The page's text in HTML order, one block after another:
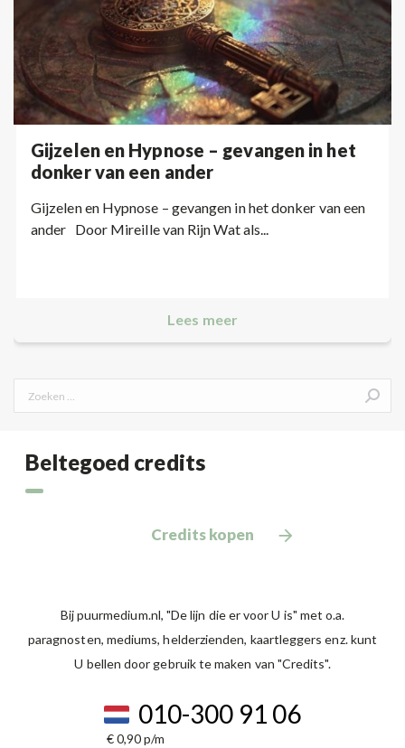
Gijzelen en Hypnose – gevangen in het
donker van een ander
Gijzelen en Hypnose – gevangen in het donker van een
ander Door Mireille van Rijn Wat als...
Lees meer
Search:
Beltegoed credits
Credits kopen
Bij puurmedium.nl, "De lijn die er voor U is" met o.a.
paragnosten, mediums, helderzienden, kaartleggers enz. kunt
U bellen door gebruik te maken van "Credits".
010-300 91 06
€ 0,90 p/m